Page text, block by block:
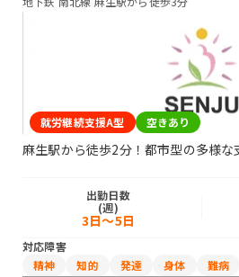
就労継続支援A型 空きあり
麻生駅から徒歩2分！都市型の多様な
出勤日数
(週)
3日～5日
対応障害
精神
知的 発達 身体
難病